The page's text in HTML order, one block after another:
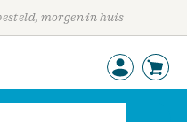
morgen in huis